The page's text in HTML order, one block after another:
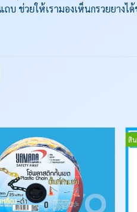
ช่วยให้เรามองเห็นกรวยยางไ
สิ